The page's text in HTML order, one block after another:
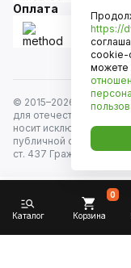
Оплата
© 2015–2026
Движком —
для отечественных
носит исключительно
публичной офертой,
ст. 437 Гражданского
Каталог Корзина
0
https://
cookie-
можете